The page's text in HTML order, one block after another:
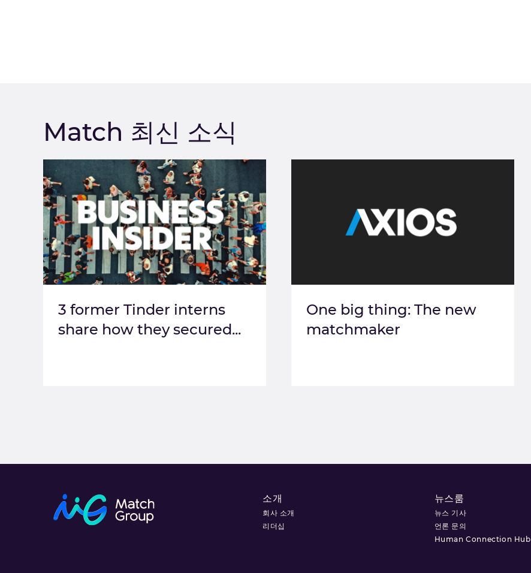
Match 최신 소식
3 former Tinder interns
share how they secured...
One big thing: The new
matchmaker
소개
회사 소개
리더십
뉴스룸
뉴스 기사
언론 문의
Human Connection Hub